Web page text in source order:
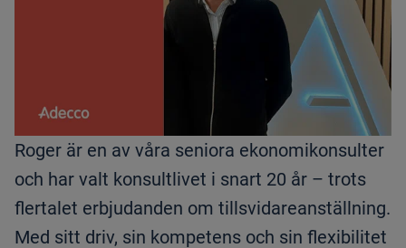
Roger är en av våra seniora ekonomikonsulter
och har valt konsultlivet i snart 20 år – trots
flertalet erbjudanden om tillsvidareanställning.
Med sitt driv, sin kompetens och sin flexibilitet